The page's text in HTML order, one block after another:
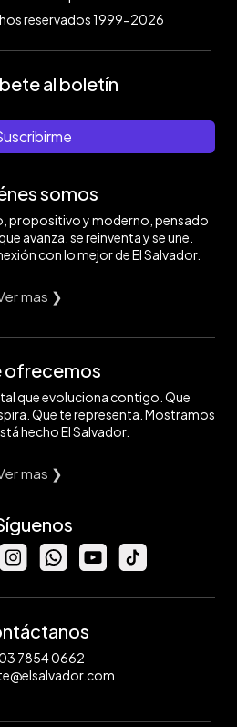
reservados 1999-2026
al boletín
somos
propositivo y moderno, pensado
avanza, se reinventa y se une.
con lo mejor de El Salvador.
mas ❯
ofrecemos
que evoluciona contigo. Que
Que te representa. Mostramos
hecho El Salvador.
mas ❯
7854 0662